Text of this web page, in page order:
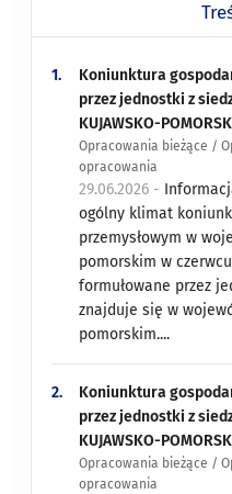
1.
Koniunktura
przez jednostki z
KUJAWSKO-
Opracowania bieżące /
opracowania
29.06.2026 -
ogólny klimat
przemysłowym w
pomorskim w
formułowane przez
znajduje się w
pomorskim....
2.
Koniunktura
przez jednostki z
KUJAWSKO-
Opracowania bieżące /
opracowania